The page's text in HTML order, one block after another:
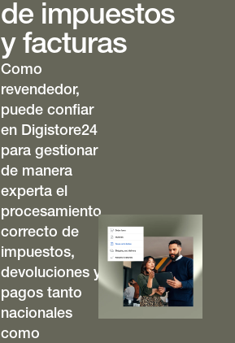
de impuestos
y facturas
Como
revendedor,
puede confiar
en Digistore24
para gestionar
de manera
experta el
procesamiento
correcto de
impuestos,
devoluciones y
pagos tanto
nacionales
como